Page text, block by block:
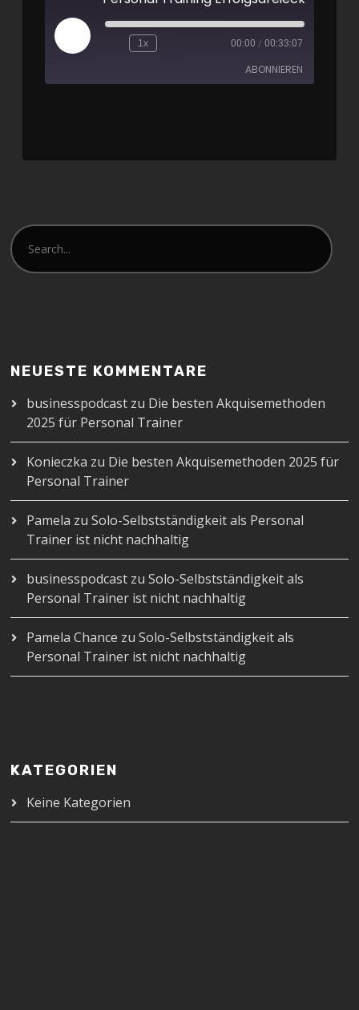
1x 00:00 / 00:33:07
ABONNIEREN
NEUESTE KOMMENTARE
businesspodcast zu Die besten Akquisemethoden
2025 für Personal Trainer
Konieczka zu Die besten Akquisemethoden 2025 für
Personal Trainer
Pamela zuSolo-Selbstständigkeit als Personal
Trainer ist nicht nachhaltig
businesspodcast zuSolo-Selbstständigkeit als
Personal Trainer ist nicht nachhaltig
Pamela Chance zuSolo-Selbstständigkeit als
Personal Trainer ist nicht nachhaltig
KATEGORIEN
Keine Kategorien